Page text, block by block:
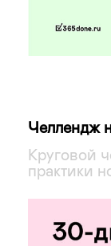
Челлендж
Круговой
практики